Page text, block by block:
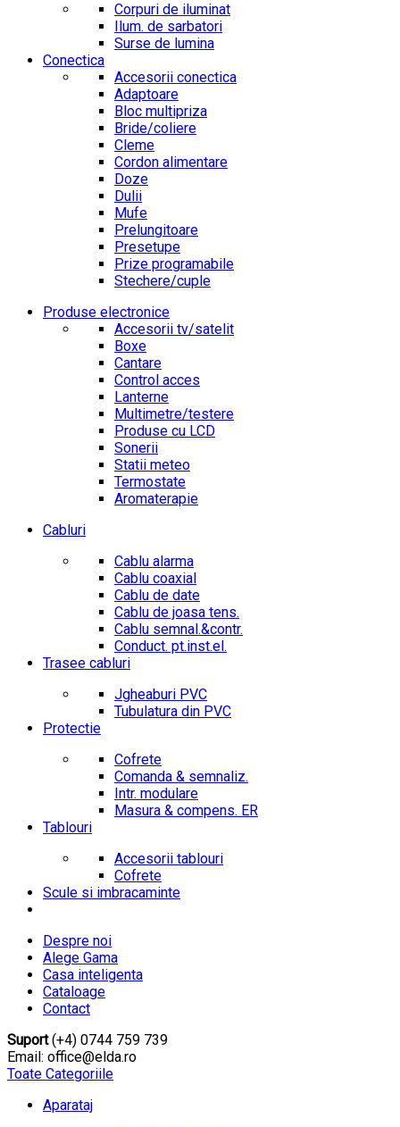
Corpuri de iluminat
Ilum. de sarbatori
Surse de lumina
Conectica
Accesorii conectica
Adaptoare
Bloc multipriza
Bride/coliere
Cleme
Cordon alimentare
Doze
Dulii
Mufe
Prelungitoare
Presetupe
Prize programabile
Stechere/cuple
Produse electronice
Accesorii tv/satelit
Boxe
Cantare
Control acces
Lanterne
Multimetre/testere
Produse cu LCD
Sonerii
Statii meteo
Termostate
Aromaterapie
Cabluri
Cablu alarma
Cablu coaxial
Cablu de date
Cablu de joasa tens.
Cablu semnal.&contr.
Conduct. pt.inst.el.
Trasee cabluri
Jgheaburi PVC
Tubulatura din PVC
Protectie
Cofrete
Comanda & semnaliz.
Intr. modulare
Masura & compens. ER
Tablouri
Accesorii tablouri
Cofrete
Scule si imbracaminte
Despre noi
Alege Gama
Casa inteligenta
Cataloage
Contact
Suport(+4) 0744 759 739
Email: office@elda.ro
Toate Categoriile
Aparataj